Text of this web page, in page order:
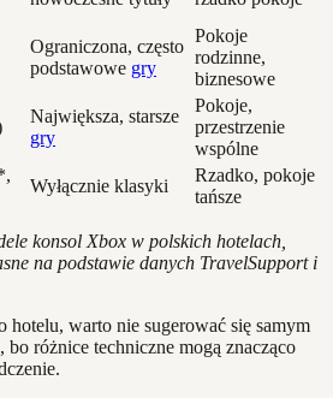
Ograniczona, często
podstawowe gry
Pokoje
rodzinne,
biznesowe
Największa, starsze
gry
Pokoje,
przestrzenie
wspólne
Wyłącznie klasyki
Rzadko, pokoje
tańsze
konsol Xbox w polskich hotelach,
na podstawie danych TravelSupport i
hotelu, warto nie sugerować się samym
bo różnice techniczne mogą znacząco